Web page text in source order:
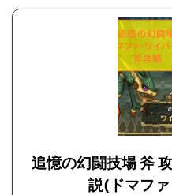
追憶の幻闘技場 斧
説(ドマフ